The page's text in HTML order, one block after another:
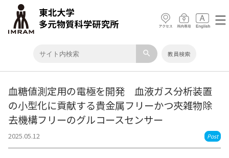
search 教員検索
血糖値測定用の電極を開発 血液ガス分析装置
の小型化に貢献する貴金属フリーかつ夾雑物除
去機構フリーのグルコースセンサー
2025.05.12 Post